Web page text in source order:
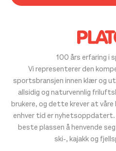
100 års erfaring i
Vi representerer den
sportsbransjen innen klær og
allsidig og naturvennlig
brukere, og dette krever at
enhver tid er
beste plassen å henvende
ski-, kajakk og